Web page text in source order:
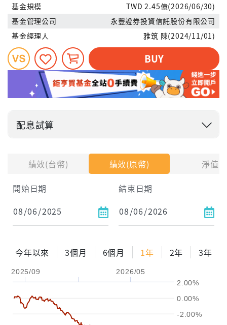
績效(台幣) 績效(原幣)
淨值
開始日期
結束日期
今年以來 3個月 6個月 1年 2年 3年
2025/09 2026/05
-2.00%
0.00%
2.00%
基金規模
TWD 2.45億(2026/06/30)
基金管理公司
永豐證券投資信託股份有限公司
基金經理人
雅筑 陳(2024/11/01)
BUY
配息試算
試算區間
1年
2年
配息金額
參考報酬率
-%